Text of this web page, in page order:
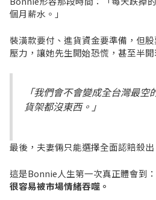
個月薪水。」
裝潢款要付、進貨資金要準備，但
壓力，讓她先生開始恐慌，甚至半開
「我們會不會變成全台灣最
貨架都沒東西。」
最後，夫妻倆只能選擇全面認賠殺出
這是Bonnie人生第一次真正體會到：
很容易被市場情緒吞噬。